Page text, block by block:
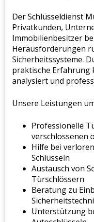
Der Schlüsseldienst
Privatkunden,
Immobilienbesitzer
Herausforderungen
Sicherheitssysteme.
praktische Erfahrung
analysiert und
Unsere Leistungen
Professionelle
verschlossenen
Hilfe bei
Schlüsseln
Austausch von
Türschlössern
Beratung zu
Unterstützung